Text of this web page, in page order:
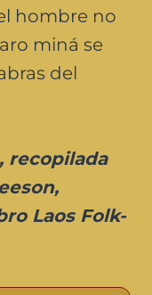
hombre no
miná se
del
recopilada
Laos Folk-